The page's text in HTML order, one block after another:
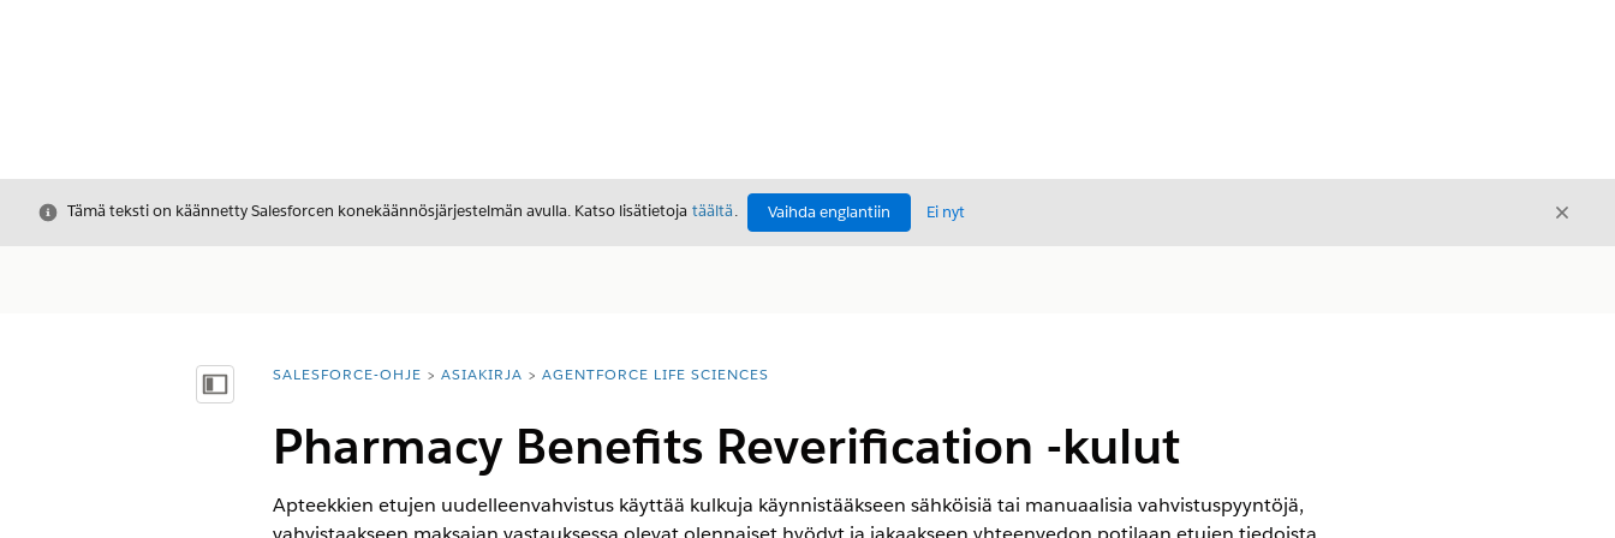
Sulje
Tämä teksti on käännetty Salesforcen konekäännösjärjestelmän avulla. Katso lisätietoja täältä. Vaihda englantiin Ei nyt Sulje
Näytä sisällysluettelo
Olet tässä:
SALESFORCE-OHJE ASIAKIRJA AGENTFORCE LIFE SCIENCES
Pharmacy Benefits Reverification -kulut
Apteekkien etujen uudelleenvahvistus käyttää kulkuja käynnistääkseen sähköisiä tai manuaalisia vahvistuspyyntöjä,